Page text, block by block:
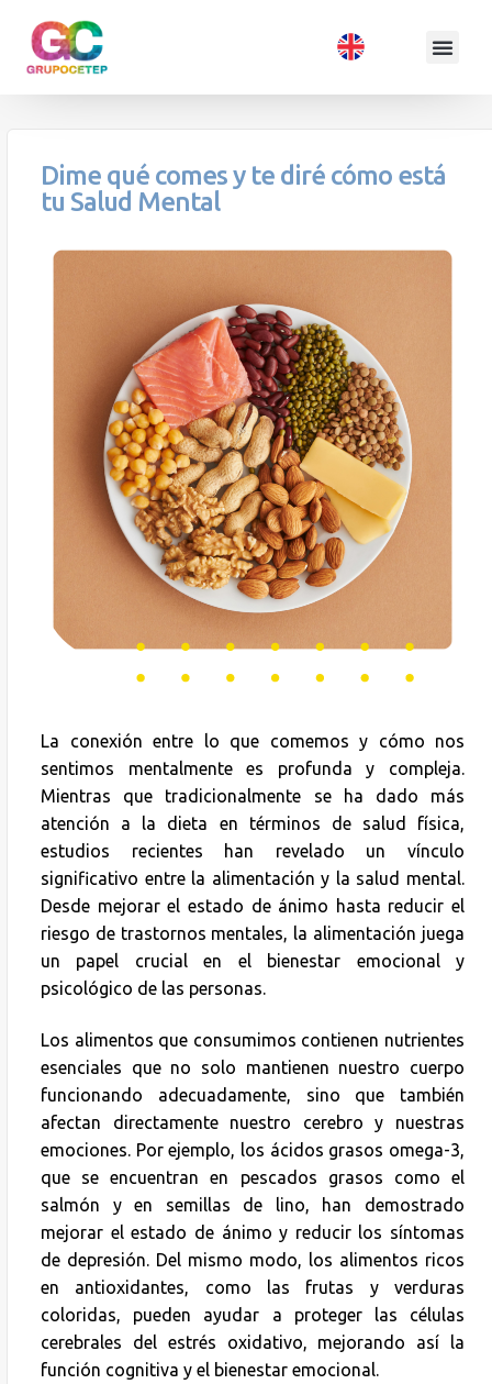
Dime qué comes y te diré cómo está
tu Salud Mental
La conexión entre lo que comemos y cómo nos
sentimos mentalmente es profunda y compleja.
Mientras que tradicionalmente se ha dado más
atención a la dieta en términos de salud física,
estudios recientes han revelado un vínculo
significativo entre la alimentación y la salud mental.
Desde mejorar el estado de ánimo hasta reducir el
riesgo de trastornos mentales, la alimentación juega
un papel crucial en el bienestar emocional y
psicológico de las personas.
Los alimentos que consumimos contienen nutrientes
esenciales que no solo mantienen nuestro cuerpo
funcionando adecuadamente, sino que también
afectan directamente nuestro cerebro y nuestras
emociones. Por ejemplo, los ácidos grasos omega-3,
que se encuentran en pescados grasos como el
salmón y en semillas de lino, han demostrado
mejorar el estado de ánimo y reducir los síntomas
de depresión. Del mismo modo, los alimentos ricos
en antioxidantes, como las frutas y verduras
coloridas, pueden ayudar a proteger las células
cerebrales del estrés oxidativo, mejorando así la
función cognitiva y el bienestar emocional.